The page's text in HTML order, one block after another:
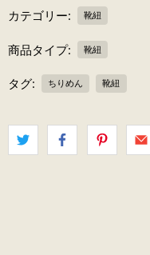
カテゴリー: 靴紐
商品タイプ: 靴紐
タグ: ちりめん 靴紐